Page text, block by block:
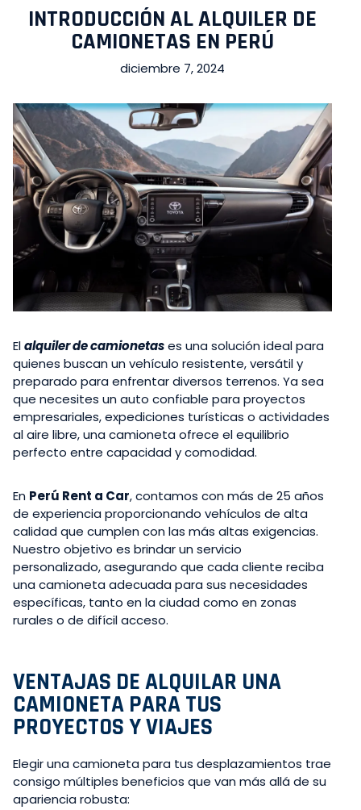
INTRODUCCIÓN AL ALQUILER DE
CAMIONETAS EN PERÚ
diciembre 7, 2024
Elalquiler de camionetases una solución ideal para
quienes buscan un vehículo resistente, versátil y
preparado para enfrentar diversos terrenos. Ya sea
que necesites un auto confiable para proyectos
empresariales, expediciones turísticas o actividades
al aire libre, una camioneta ofrece el equilibrio
perfecto entre capacidad y comodidad.
En Perú Rent a Car, contamos con más de 25 años
de experiencia proporcionando vehículos de alta
calidad que cumplen con las más altas exigencias.
Nuestro objetivo es brindar un servicio
personalizado, asegurando que cada cliente reciba
una camioneta adecuada para sus necesidades
específicas, tanto en la ciudad como en zonas
rurales o de difícil acceso.
VENTAJAS DE ALQUILAR UNA
CAMIONETA PARA TUS
PROYECTOS Y VIAJES
Elegir una camioneta para tus desplazamientos trae
consigo múltiples beneficios que van más allá de su
apariencia robusta: